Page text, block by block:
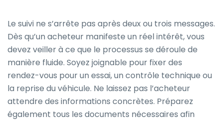
Le suivi ne s’arrête pas après deux ou trois messages.
Dès qu’un acheteur manifeste un réel intérêt, vous
devez veiller à ce que le processus se déroule de
manière fluide. Soyez joignable pour fixer des
rendez-vous pour un essai, un contrôle technique ou
la reprise du véhicule. Ne laissez pas l’acheteur
attendre des informations concrètes. Préparez
également tous les documents nécessaires afin